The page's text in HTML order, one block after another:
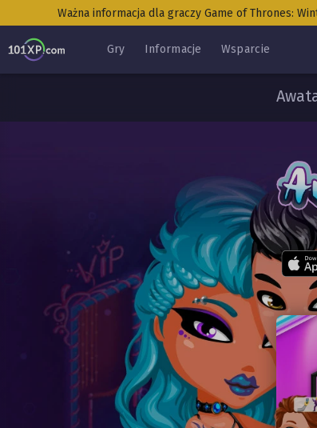
Ważna informacja dla graczy Game of Thrones:
Gry Informacje Wsparcie